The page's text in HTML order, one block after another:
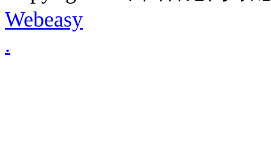
Webeasy
.